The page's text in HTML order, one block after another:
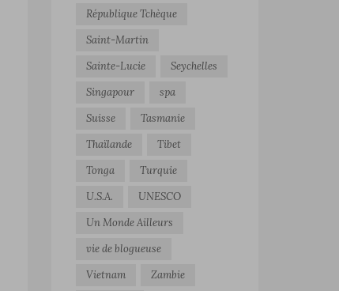
République Tchèque
Saint-Martin
Sainte-Lucie
Seychelles
Singapour
spa
Suisse
Tasmanie
Thaïlande
Tibet
Tonga
Turquie
U.S.A.
UNESCO
Un Monde Ailleurs
vie de blogueuse
Vietnam
Zambie